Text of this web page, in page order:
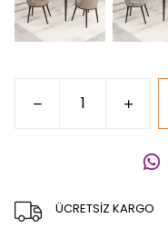
ÜCRETSİZ KARGO